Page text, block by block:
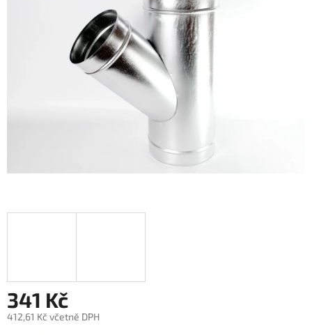
341 Kč
412,61 Kč včetně DPH